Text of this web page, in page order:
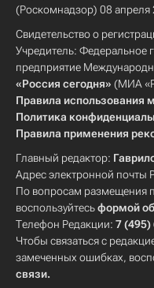
(Роскомнадзор) 08 апреля
Свидетельство о
Учредитель: Федеральное
предприятие
«Россия сегодня» (МИА
Правила использования
Политика
Правила применения
Главный редактор:
Адрес электронной почты
По вопросам размещения
воспользуйтесьформой
Телефон Редакции: 7 (495)
Чтобы связаться с
замеченных ошибках,
связи.